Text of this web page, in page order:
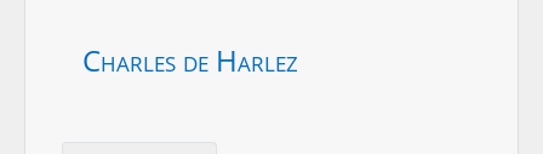
Charles de Harlez